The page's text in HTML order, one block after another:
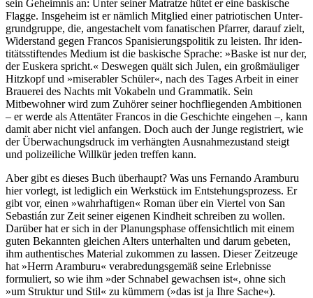
sein Geheimnis an: Unter seiner Matratze hütet er eine baskische
Flagge. Insgeheim ist er nämlich Mitglied einer patrioti­schen Unter­
grund­gruppe, die, ange­stachelt vom fanatischen Pfarrer, darauf zielt,
Widerstand gegen Francos Spani­sierungs­politik zu leisten. Ihr iden­
titäts­stiften­des Medium ist die baskische Sprache: »Baske ist nur der,
der Euskera spricht.« Deswegen quält sich Julen, ein groß­mäu­liger
Hitzkopf und »miserabler Schüler«, nach des Tages Arbeit in einer
Brauerei des Nachts mit Vokabeln und Grammatik. Sein
Mitbewohner wird zum Zuhörer seiner hoch­fliegen­den Ambitionen
– er werde als Attentäter Francos in die Geschichte eingehen –, kann
damit aber nicht viel anfangen. Doch auch der Junge registriert, wie
der Über­wachungs­druck im verhängten Aus­nahme­zustand steigt
und polizei­liche Willkür jeden treffen kann.
Aber gibt es dieses Buch überhaupt? Was uns Fernando Aramburu
hier vorlegt, ist lediglich ein Werkstück im Ent­stehungs­prozess. Er
gibt vor, einen »wahr­hafti­gen« Roman über ein Viertel von San
Sebastián zur Zeit seiner eigenen Kindheit schreiben zu wollen.
Darüber hat er sich in der Planungs­phase offen­sicht­lich mit einem
guten Bekannten gleichen Alters unterhalten und darum gebeten,
ihm authen­tisches Material zukommen zu lassen. Dieser Zeitzeuge
hat »Herrn Aramburu« verab­redungs­gemäß seine Erlebnisse
formuliert, so wie ihm »der Schnabel gewachsen ist«, ohne sich
»um Struktur und Stil« zu kümmern (»das ist ja Ihre Sache«).